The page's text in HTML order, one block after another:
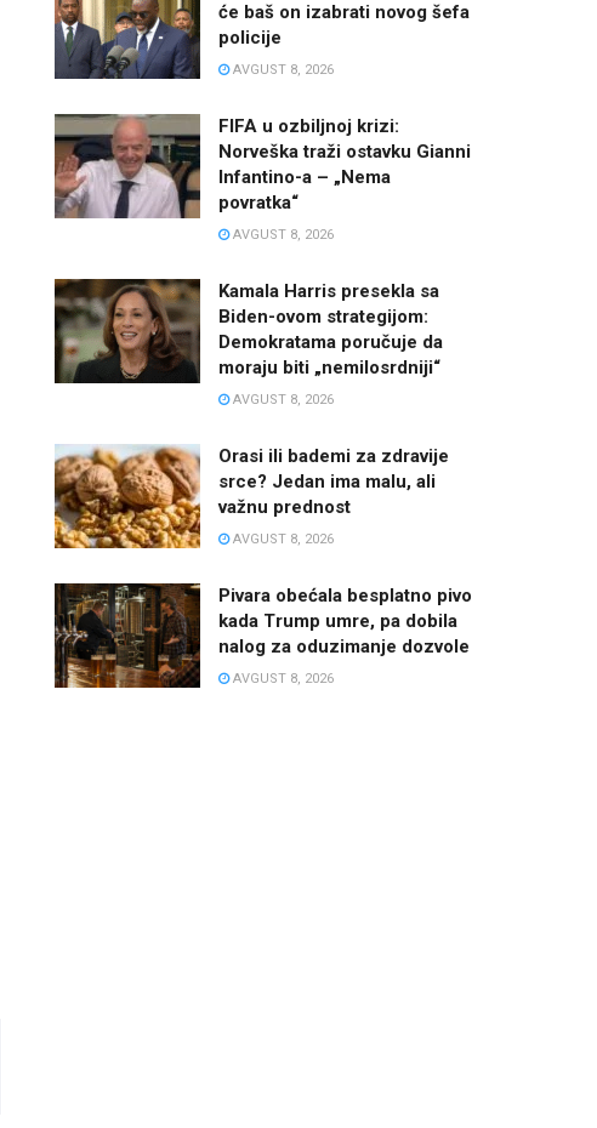
će baš on izabrati novog šefa
policije
AVGUST 8, 2026
FIFA u ozbiljnoj krizi:
Norveška traži ostavku Gianni
Infantino-a – „Nema
povratka“
AVGUST 8, 2026
Kamala Harris presekla sa
Biden-ovom strategijom:
Demokratama poručuje da
moraju biti „nemilosrdniji“
AVGUST 8, 2026
Orasi ili bademi za zdravije
srce? Jedan ima malu, ali
važnu prednost
AVGUST 8, 2026
Pivara obećala besplatno pivo
kada Trump umre, pa dobila
nalog za oduzimanje dozvole
AVGUST 8, 2026